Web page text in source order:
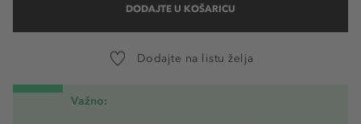
DODAJTE U KOŠARICU
Dodajte na listu želja
Važno: